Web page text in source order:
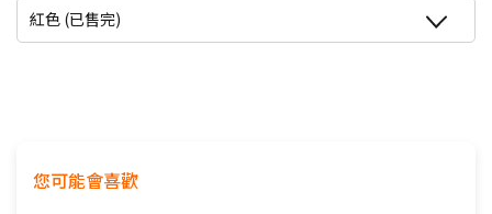
尼龍編織線，外柔內剛抗拉扯
鋁合金+PVC材質，抗氧化更耐用
紅色 (已售完)
您可能會喜歡